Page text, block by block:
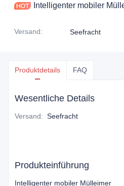
Intelligenter mobiler
Versand: Seefracht
Produktdetails FAQ
Wesentliche Details
Versand: Seefracht
Produkteinführung
Intelligenter mobiler Mülleimer